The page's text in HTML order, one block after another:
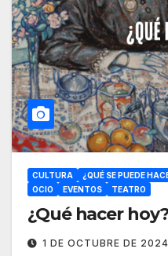
CULTURA ¿QUÉ SE PUEDE
OCIO
EVENTOS TEATRO
¿Qué hacer
1 DE OCTUBRE DE 2024